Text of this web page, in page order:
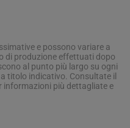
e possono variare a
di produzione effettuati dopo
al punto più largo su ogni
titolo indicativo. Consultate il
informazioni più dettagliate e